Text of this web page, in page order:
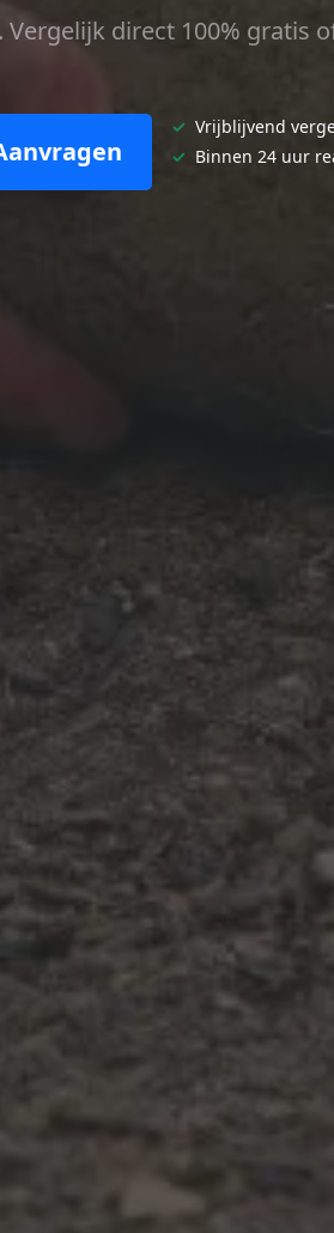
Vergelijk direct 100%
✓ Vrijblijvend
✓ Binnen 24 uur